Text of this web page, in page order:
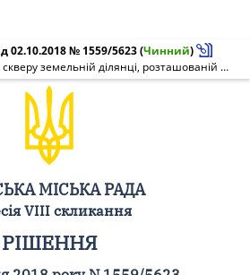
02.10.2018 № 1559/5623(Чинний)
Про надання статусу скверу земельній ділянці, розташованій на вул. Зодчих, 36 - 38 у Святошинському районі м. Києва
МІСЬКА РАДА
VIII скликання
РІШЕННЯ